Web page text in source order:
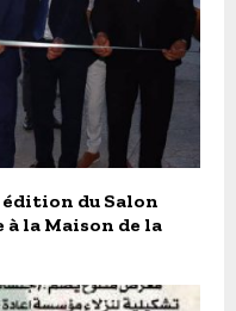
édition du Salon
la Maison de la